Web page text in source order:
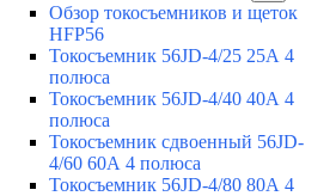
Обзор токосъемников и щеток
HFP56
Токосъемник 56JD-4/25 25А 4
полюса
Токосъемник 56JD-4/40 40А 4
полюса
Токосъемник сдвоенный 56JD-
4/60 60А 4 полюса
Токосъемник 56JD-4/80 80А 4